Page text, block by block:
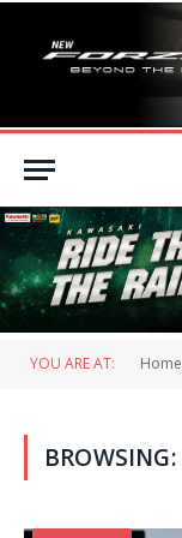
YOU ARE AT: Home
BROWSING: